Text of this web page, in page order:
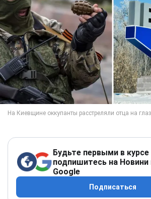
Будьте первыми в курсе
подпишитесь на Новини
Google
Подписаться